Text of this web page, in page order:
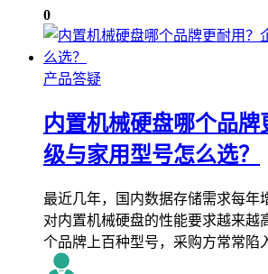
0
产品答疑
内置机械硬盘哪个品
级与家用型号怎么选？
最近几年，国内数据存储需求每年
对内置机械硬盘的性能要求越来越
个品牌上百种型号，采购方常常